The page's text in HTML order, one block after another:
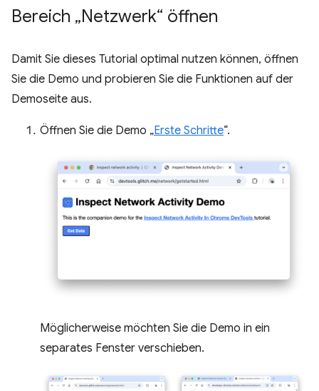
Bereich „Netzwerk“ öffnen
Damit Sie dieses Tutorial optimal nutzen können, öffnen
Sie die Demo und probieren Sie die Funktionen auf der
Demoseite aus.
Öffnen Sie die Demo „Erste Schritte“.
Möglicherweise möchten Sie die Demo in ein
separates Fenster verschieben.